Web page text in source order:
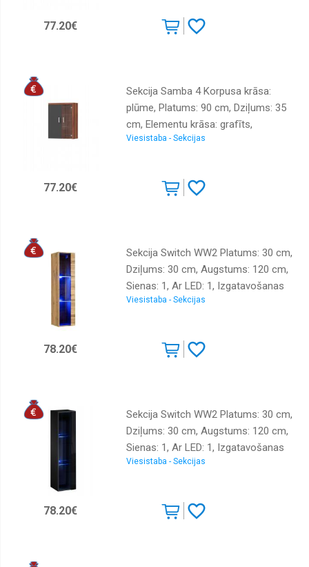
77.20€
Sekcija Samba 4 Korpusa krāsa:
plūme, Platums: 90 cm, Dziļums: 35
cm, Elementu krāsa: grafīts,
Augstums: 111 cm, Sienas: 1,
Viesistaba - Sekcijas
77.20€
Sekcija Switch WW2 Platums: 30 cm,
Dziļums: 30 cm, Augstums: 120 cm,
Sienas: 1, Ar LED: 1, Izgatavošanas
materiāls: LKSP + finieris + PVH,
Viesistaba - Sekcijas
78.20€
Sekcija Switch WW2 Platums: 30 cm,
Dziļums: 30 cm, Augstums: 120 cm,
Sienas: 1, Ar LED: 1, Izgatavošanas
materiāls: LKSP + finieris + PVH,
Viesistaba - Sekcijas
78.20€